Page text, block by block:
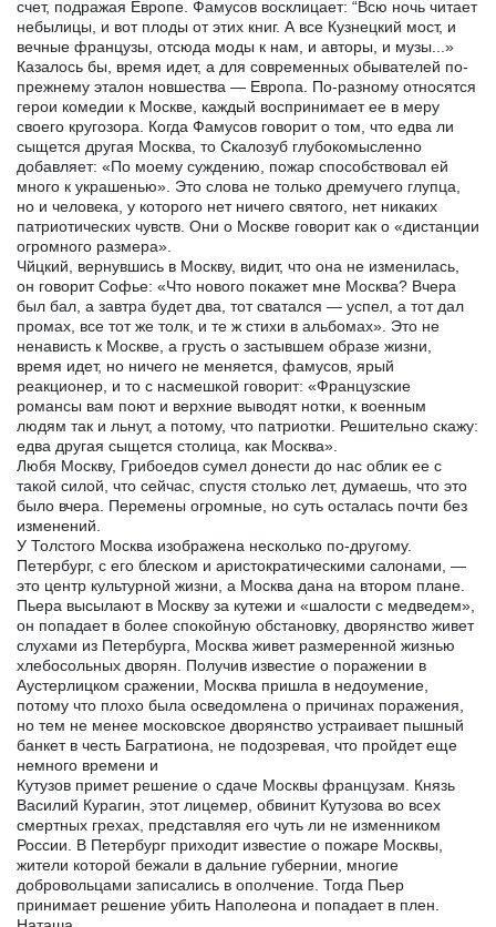
счет, подражая Европе. Фамусов восклицает: “Всю ночь читает
небылицы, и вот плоды от этих книг. А все Кузнецкий мост, и
вечные французы, отсюда моды к нам, и авторы, и музы...»
Казалось бы, время идет, а для современных обывателей по-
прежнему эталон новшества — Европа. По-разному относятся
герои комедии к Москве, каждый воспринимает ее в меру
своего кругозора. Когда Фамусов говорит о том, что едва ли
сыщется другая Москва, то Скалозуб глубокомысленно
добавляет: «По моему суждению, пожар способствовал ей
много к украшенью». Это слова не только дремучего глупца,
но и человека, у которого нет ничего святого, нет никаких
патриотических чувств. Они о Москве говорит как о «дистанции
огромного размера».
Чйцкий, вернувшись в Москву, видит, что она не изменилась,
он говорит Софье: «Что нового покажет мне Москва? Вчера
был бал, а завтра будет два, тот сватался — успел, а тот дал
промах, все тот же толк, и те ж стихи в альбомах». Это не
ненависть к Москве, а грусть о застывшем образе жизни,
время идет, но ничего не меняется, фамусов, ярый
реакционер, и то с насмешкой говорит: «Французские
романсы вам поют и верхние выводят нотки, к военным
людям так и льнут, а потому, что патриотки. Решительно скажу:
едва другая сыщется столица, как Москва».
Любя Москву, Грибоедов сумел донести до нас облик ее с
такой силой, что сейчас, спустя столько лет, думаешь, что это
было вчера. Перемены огромные, но суть осталась почти без
изменений.
У Толстого Москва изображена несколько по-другому.
Петербург, с его блеском и аристократическими салонами, —
это центр культурной жизни, а Москва дана на втором плане.
Пьера высылают в Москву за кутежи и «шалости с медведем»,
он попадает в более спокойную обстановку, дворянство живет
слухами из Петербурга, Москва живет размеренной жизнью
хлебосольных дворян. Получив известие о поражении в
Аустерлицком сражении, Москва пришла в недоумение,
потому что плохо была осведомлена о причинах поражения,
но тем не менее московское дворянство устраивает пышный
банкет в честь Багратиона, не подозревая, что пройдет еще
немного времени и
Кутузов примет решение о сдаче Москвы французам. Князь
Василий Курагин, этот лицемер, обвинит Кутузова во всех
смертных грехах, представляя его чуть ли не изменником
России. В Петербург приходит известие о пожаре Москвы,
жители которой бежали в дальние губернии, многие
добровольцами записались в ополчение. Тогда Пьер
принимает решение убить Наполеона и попадает в плен.